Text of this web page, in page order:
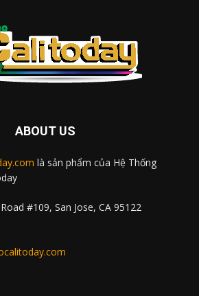
ABOUT US
là sản phẩm của Hệ Thống
#109, San Jose, CA 95122